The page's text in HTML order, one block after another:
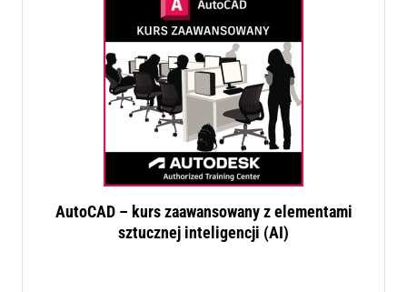
AutoCAD – kurs zaawansowany z elementami
sztucznej inteligencji (AI)